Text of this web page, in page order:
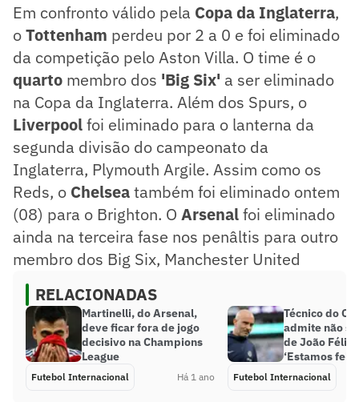
Em confronto válido pela Copa da Inglaterra,
oTottenham perdeu por 2 a 0 e foi eliminado
da competição pelo Aston Villa. O time é o
quarto membro dos 'Big Six' a ser eliminado
na Copa da Inglaterra. Além dos Spurs, o
Liverpoolfoi eliminado para o lanterna da
segunda divisão do campeonato da
Inglaterra, Plymouth Argile. Assim como os
Reds, o Chelseatambém foi eliminado ontem
(08) para o Brighton. O Arsenalfoi eliminado
ainda na terceira fase nos penâltis para outro
membro dos Big Six, Manchester United
RELACIONADAS
Martinelli, do Arsenal,
deve ficar fora de jogo
decisivo na Champions
League
Futebol Internacional Há 1 ano
Técnico do
admite não
de João Félix
‘Estamos
Futebol Internacional